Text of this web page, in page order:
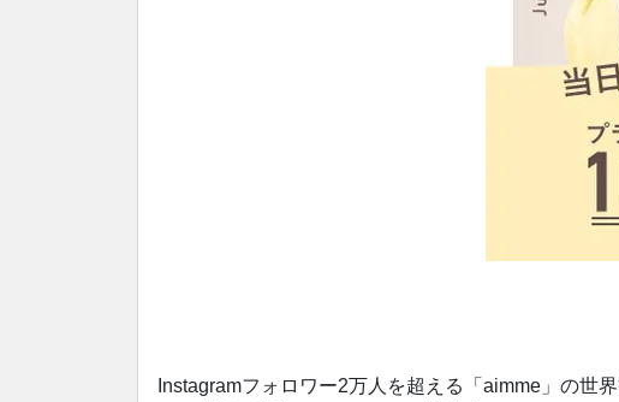
Instagramフォロワー2万人を超える「aimme」の世界